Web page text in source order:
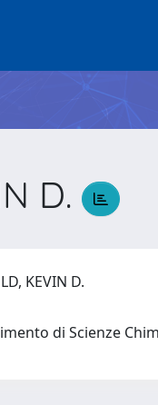
D.
KEVIN D.
di Scienze